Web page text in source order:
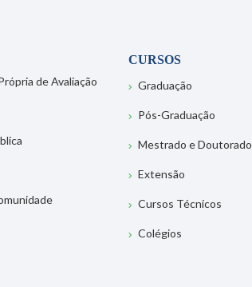
de Avaliação
CURSOS
Graduação
Pós-Graduação
Mestrado e Doutorado
Extensão
Cursos Técnicos
Colégios